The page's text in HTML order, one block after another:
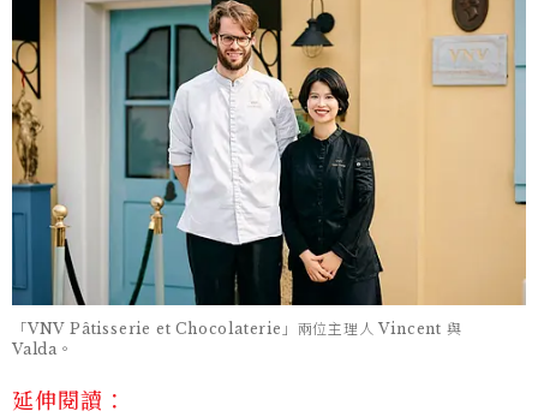
「VNV Pâtisserie et Chocolaterie」兩位主理人 Vincent 與
Valda。
延伸閱讀：